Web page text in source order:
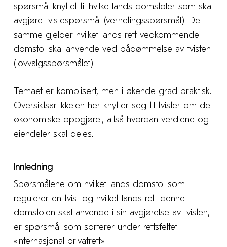
spørsmål knyttet til hvilke lands domstoler som skal
avgjøre tvistespørsmål (vernetingsspørsmål). Det
samme gjelder hvilket lands rett vedkommende
domstol skal anvende ved pådømmelse av tvisten
(lovvalgsspørsmålet).
Temaet er komplisert, men i økende grad praktisk.
Oversiktsartikkelen her knytter seg til tvister om det
økonomiske oppgjøret, altså hvordan verdiene og
eiendeler skal deles.
Innledning
Spørsmålene om hvilket lands domstol som
regulerer en tvist og hvilket lands rett denne
domstolen skal anvende i sin avgjørelse av tvisten,
er spørsmål som sorterer under rettsfeltet
«internasjonal privatrett».